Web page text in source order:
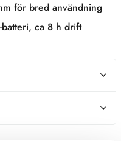
för bred användning
ca 8 h drift